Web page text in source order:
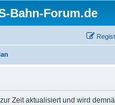
Bahn-Forum.de
Zeit aktualisiert und wird